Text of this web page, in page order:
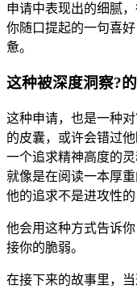
申请中表现出的细腻
你随口提起的一句喜
惫。
这种被深度洞察?
这种申请，也是一种
的皮囊，或许会错过
一个追求精神高度的
就像是在阅读一本厚
他的追求不是进攻性的
他会用这种方式告诉
接你的脆弱。
在接下来的故事里，